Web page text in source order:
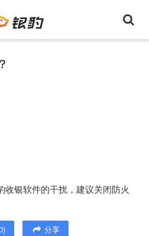
收银软件的干扰，建议关闭防火
) 分享